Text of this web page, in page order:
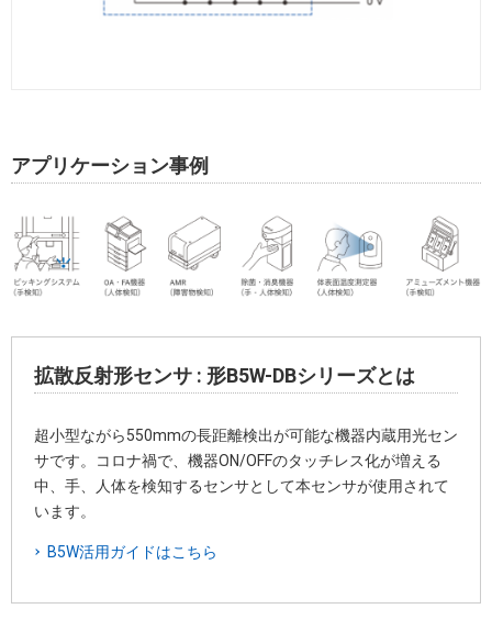
アプリケーション事例
拡散反射形センサ : 形B5W-DBシリーズとは
超小型ながら550mmの長距離検出が可能な機器内蔵用光セン
サです。コロナ禍で、機器ON/OFFのタッチレス化が増える
中、手、人体を検知するセンサとして本センサが使用されて
います。
B5W活用ガイドはこちら